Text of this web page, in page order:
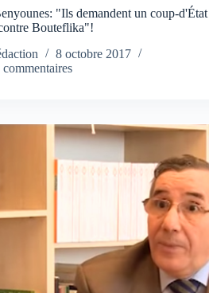
"Ils demandent un coup-d'État
Bouteflika"!
8 octobre 2017
commentaires